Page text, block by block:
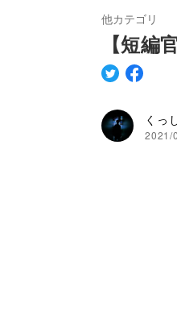
他カテゴリ
【短編
くっ
2021/